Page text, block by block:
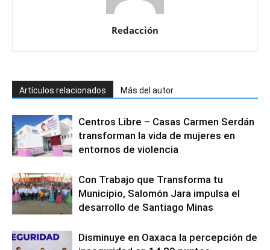
Redacción
Artículos relacionados Más del autor
Centros Libre – Casas Carmen Serdán
transforman la vida de mujeres en
entornos de violencia
Con Trabajo que Transforma tu
Municipio, Salomón Jara impulsa el
desarrollo de Santiago Minas
Disminuye en Oaxaca la percepción de